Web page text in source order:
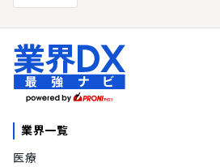
業界一覧
医療